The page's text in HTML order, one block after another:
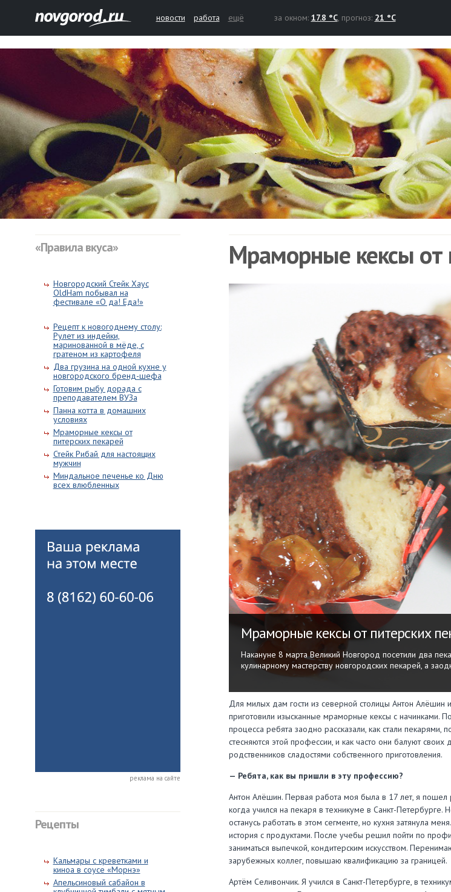
новости работа ещё за окном: 17.8 °C, прогноз: 21 °C
«Правила вкуса»
Новгородский Стейк Хаус
OldHam побывал на
фестивале «О да! Еда!»
Рецепт к новогоднему столу:
Рулет из индейки,
маринованной в мёде, с
гратеном из картофеля
Два грузина на одной кухне у
новгородского бренд-шефа
Готовим рыбу дорада с
преподавателем ВУЗа
Панна котта в домашних
условиях
Мраморные кексы от
питерских пекарей
Стейк Рибай для настоящих
мужчин
Миндальное печенье ко Дню
всех влюбленных
реклама на сайте
Рецепты
Кальмары с креветками и
киноа в соусе «Морнэ»
Апельсиновый сабайон в
Мраморные кексы от
Мраморные кексы от питерских
Накануне 8 марта Великий Новгород посетили два
кулинарному мастерству новгородских пекарей, а
Для милых дам гости из северной столицы Антон Алёшин
приготовили изысканные мраморные кексы с начинками.
процесса ребята заодно рассказали, как стали пекарями,
стесняются этой профессии, и как часто они балуют своих
родственников сладостями собственного приготовления.
— Ребята, как вы пришли в эту профессию?
Антон Алёшин. Первая работа моя была в 17 лет, я пошел
когда учился на пекаря в техникуме в Санкт-Петербурге.
останусь работать в этом сегменте, но кухня затянула
история с продуктами. После учебы решил пойти по
заниматься выпечкой, кондитерским искусством.
зарубежных коллег, повышаю квалификацию за границей.
Артём Селивончик. Я учился в Санкт-Петербурге, в